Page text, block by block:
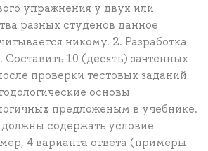
упражнения у двух или
разных студенов данное
никому. 2. Разработка
Составить 10 (десять) зачтенных
проверки тестовых заданий
основы
предложеным в учебнике.
содержать условие
4 варианта ответа (примеры